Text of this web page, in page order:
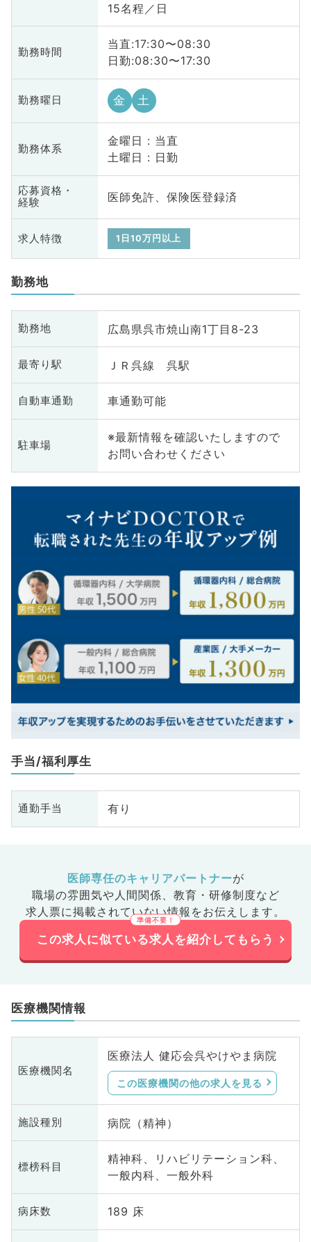
15名程／日
勤務時間
当直:17:30〜08:30
日勤:08:30〜17:30
勤務曜日 金 土
勤務体系
金曜日 : 当直
土曜日 : 日勤
応募資格・
経験
医師免許、保険医登録済
求人特徴 1日10万円以上
勤務地
勤務地 広島県呉市焼山南1丁目8-23
最寄り駅 ＪＲ呉線 呉駅
自動車通勤 車通勤可能
駐車場
※最新情報を確認いたしますので
お問い合わせください
手当/福利厚生
通勤手当 有り
医師専任のキャリアパートナーが
職場の雰囲気や人間関係、 教育・研修制度など
求人票に掲載されていない情報をお伝えします。
この求人に似ている求人を紹介してもらう
医療機関情報
医療機関名
医療法人 健応会呉やけやま病院
この医療機関の他の求人を見る
施設種別 病院（精神）
標榜科目
精神科、リハビリテーション科、
一般内科、一般外科
病床数 189 床